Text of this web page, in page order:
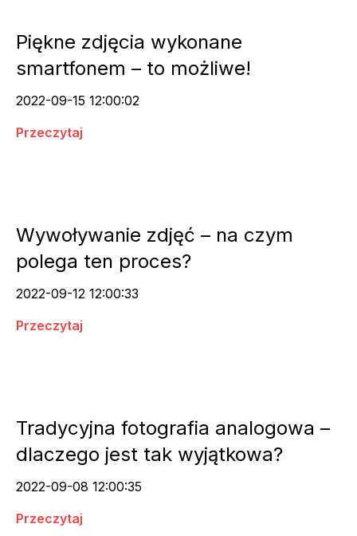
Piękne zdjęcia wykonane
smartfonem – to możliwe!
2022-09-15 12:00:02
Przeczytaj
Wywoływanie zdjęć – na czym
polega ten proces?
2022-09-12 12:00:33
Przeczytaj
Tradycyjna fotografia analogowa –
dlaczego jest tak wyjątkowa?
2022-09-08 12:00:35
Przeczytaj